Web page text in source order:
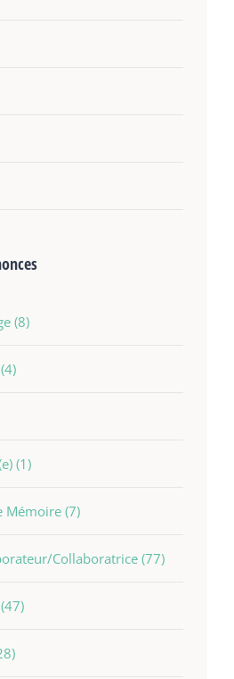
(8)
(1)
Mémoire (7)
Collaboratrice (77)